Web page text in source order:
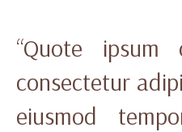
“Quote
consectetur
eiusmod